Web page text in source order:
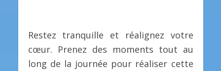
Restez tranquille et réalignez votre
cœur. Prenez des moments tout au
long de la journée pour réaliser cette